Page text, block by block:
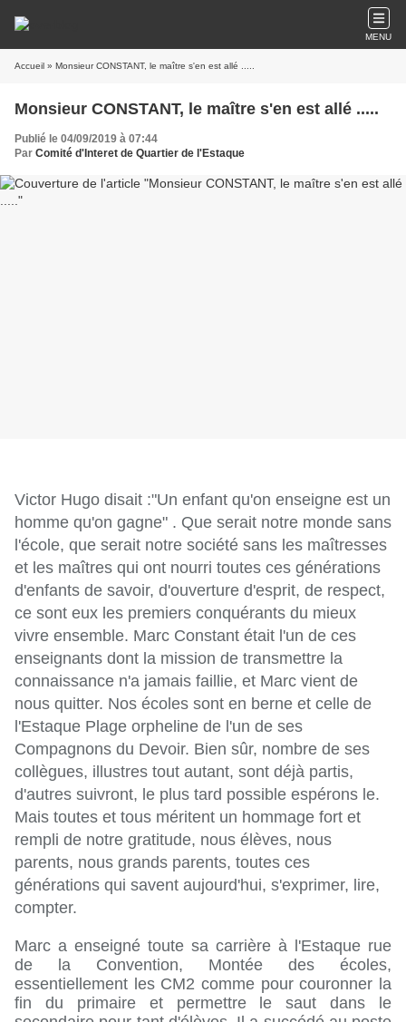
MENU
Accueil » Monsieur CONSTANT, le maître s'en est allé .....
Monsieur CONSTANT, le maître s'en est allé .....
Publié le 04/09/2019 à 07:44
Par Comité d'Interet de Quartier de l'Estaque
Victor Hugo disait :"Un enfant qu'on enseigne est un
homme qu'on gagne" . Que serait notre monde sans
l'école, que serait notre société sans les maîtresses
et les maîtres qui ont nourri toutes ces générations
d'enfants de savoir, d'ouverture d'esprit, de respect,
ce sont eux les premiers conquérants du mieux
vivre ensemble. Marc Constant était l'un de ces
enseignants dont la mission de transmettre la
connaissance n'a jamais faillie, et Marc vient de
nous quitter. Nos écoles sont en berne et celle de
l'Estaque Plage orpheline de l'un de ses
Compagnons du Devoir. Bien sûr, nombre de ses
collègues, illustres tout autant, sont déjà partis,
d'autres suivront, le plus tard possible espérons le.
Mais toutes et tous méritent un hommage fort et
rempli de notre gratitude, nous élèves, nous
parents, nous grands parents, toutes ces
générations qui savent aujourd'hui, s'exprimer, lire,
compter.
Marc a enseigné toute sa carrière à l'Estaque rue
de la Convention, Montée des écoles,
essentiellement les CM2 comme pour couronner la
fin du primaire et permettre le saut dans le